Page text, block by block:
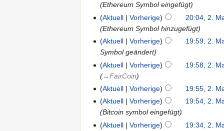
Ethereum Symbol eingefügt
Aktuell
Vorherige
20:04, 2.
Ethereum Symbol hinzugefügt
Aktuell
Vorherige
19:59, 2.
Symbol geändert
Aktuell
Vorherige
19:58, 2.
→‎FairCoin
Aktuell
Vorherige
19:55, 2.
Aktuell
Vorherige
19:54, 2.
Bitcoin symbol eingefügt
Aktuell
Vorherige
19:34, 2.